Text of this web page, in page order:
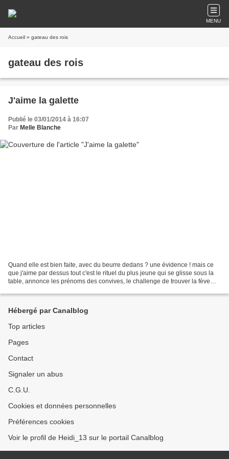
MENU
Accueil » gateau des rois
gateau des rois
J'aime la galette
Publié le 03/01/2014 à 16:07
Par Melle Blanche
Quand elle est bien faite, avec du beurre dedans ? une évidence ! mais ce
que j'aime par dessus tout c'est le rituel du plus jeune qui se glisse sous la
table, annonce les prénoms des convives, le challenge de trouver la fève
Hébergé par Canalblog
Top articles
Pages
Contact
Signaler un abus
C.G.U.
Cookies et données personnelles
Préférences cookies
Voir le profil de Heidi_13 sur le portail Canalblog